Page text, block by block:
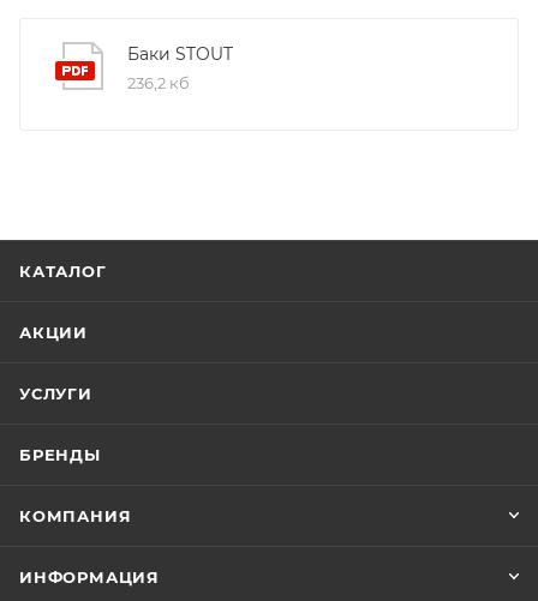
Баки STOUT
236,2 кб
КАТАЛОГ
АКЦИИ
УСЛУГИ
БРЕНДЫ
КОМПАНИЯ
ИНФОРМАЦИЯ